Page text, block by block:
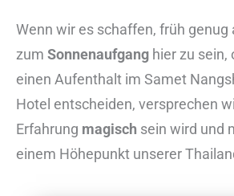
Wenn wir es schaffen, früh genug
zum Sonnenaufgang hier zu sein,
einen Aufenthalt im Samet
Hotel entscheiden, versprechen
Erfahrung magisch sein wird und
einem Höhepunkt unserer